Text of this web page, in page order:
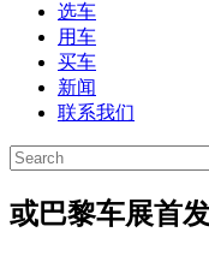
选车
用车
买车
新闻
联系我们
或巴黎车展首